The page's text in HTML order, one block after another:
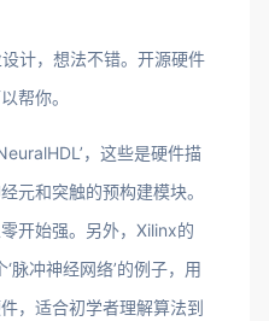
计，想法不错。开源硬件
帮你。
，这些是硬件描
元和突触的预构建模块。
开始强。另外，Xilinx的
脉冲神经网络’的例子，用
，适合初学者理解算法到